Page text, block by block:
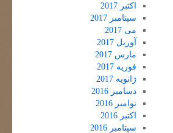
اکتبر 2017
سپتامبر 2017
می 2017
آوریل 2017
مارس 2017
فوریه 2017
ژانویه 2017
دسامبر 2016
نوامبر 2016
اکتبر 2016
سپتامبر 2016